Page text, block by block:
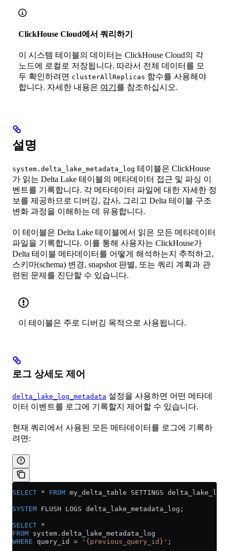
ClickHouse Cloud에서 쿼리하기
이 시스템 테이블의 데이터는 ClickHouse Cloud의 각
노드에 로컬로 저장됩니다. 따라서 전체 데이터를 모
두 확인하려면 clusterAllReplicas 함수를 사용해야
합니다. 자세한 내용은 여기 를 참조하십시오.
설명
system.delta_lake_metadata_log 테이블은 ClickHouse
가 읽는 Delta Lake 테이블의 메타데이터 접근 및 파싱 이
벤트를 기록합니다. 각 메타데이터 파일에 대한 자세한 정
보를 제공하므로 디버깅, 감사, 그리고 Delta 테이블 구조
변화 과정을 이해하는 데 유용합니다.
이 테이블은 Delta Lake 테이블에서 읽은 모든 메타데이터
파일을 기록합니다. 이를 통해 사용자는 ClickHouse가
Delta 테이블 메타데이터를 어떻게 해석하는지 추적하고,
스키마(schema) 변경, snapshot 판별, 또는 쿼리 계획과 관
련된 문제를 진단할 수 있습니다.
이 테이블은 주로 디버깅 목적으로 사용됩니다.
로그 상세도 제어
delta_lake_log_metadata 설정을 사용하면 어떤 메타데
이터 이벤트를 로그에 기록할지 제어할 수 있습니다.
현재 쿼리에서 사용된 모든 메타데이터를 로그에 기록하
려면:
SELECT * FROM my_delta_table SETTINGS
SYSTEM FLUSH LOGS delta_lake_metadata_log;
SELECT *
FROM system . delta_lake_metadata_log
WHERE query_id = '{previous_query_id}' ;